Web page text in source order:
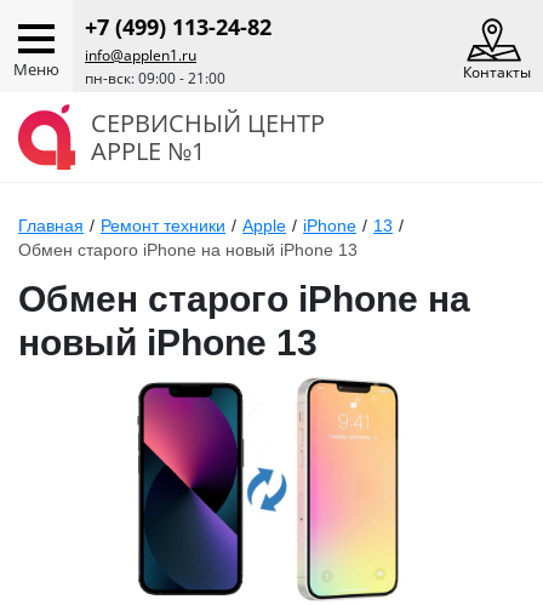
Меню
+7 (499) 113-24-82
info@applen1.ru
пн-вск: 09:00 - 21:00
Контакты
СЕРВИСНЫЙ ЦЕНТР
APPLE №1
Главная / Ремонт техники / Apple / iPhone / 13 /
Обмен старого iPhone на новый iPhone 13
Обмен старого iPhone на
новый iPhone 13